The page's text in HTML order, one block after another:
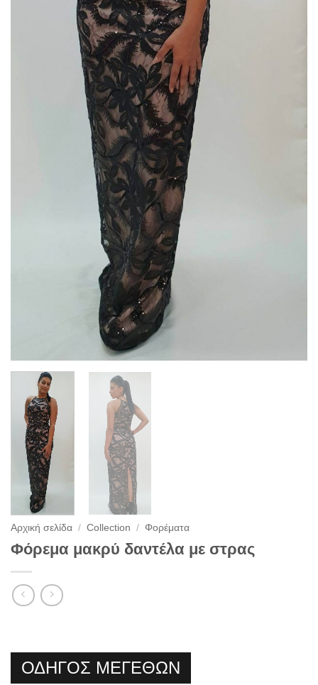
Αρχική σελίδα / Collection / Φορέματα
Φόρεμα μακρύ δαντέλα με στρας
ΟΔΗΓΟΣ ΜΕΓΕΘΩΝ